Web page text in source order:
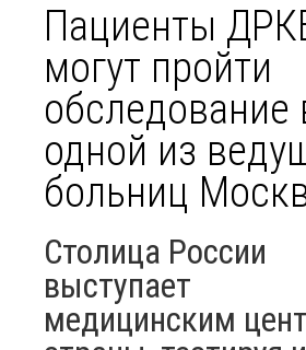
Пациенты
могут пройти
обследование
одной из
больниц
Столица России
выступает
медицинским